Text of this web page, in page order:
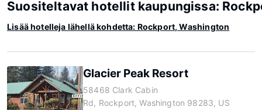
Suositeltavat hotellit kaupungissa:
Lisää hotelleja lähellä kohdetta: Rockport, Washington
Glacier Peak Resort
58468 Clark Cabin
Rd, Rockport, Washington 98283, US